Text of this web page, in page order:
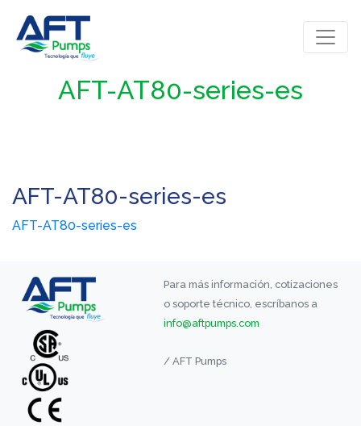
AFT-AT80-series-es
AFT-AT80-series-es
AFT-AT80-series-es
Para más información, cotizaciones
o soporte técnico, escríbanos a
info@aftpumps.com
/ AFT Pumps